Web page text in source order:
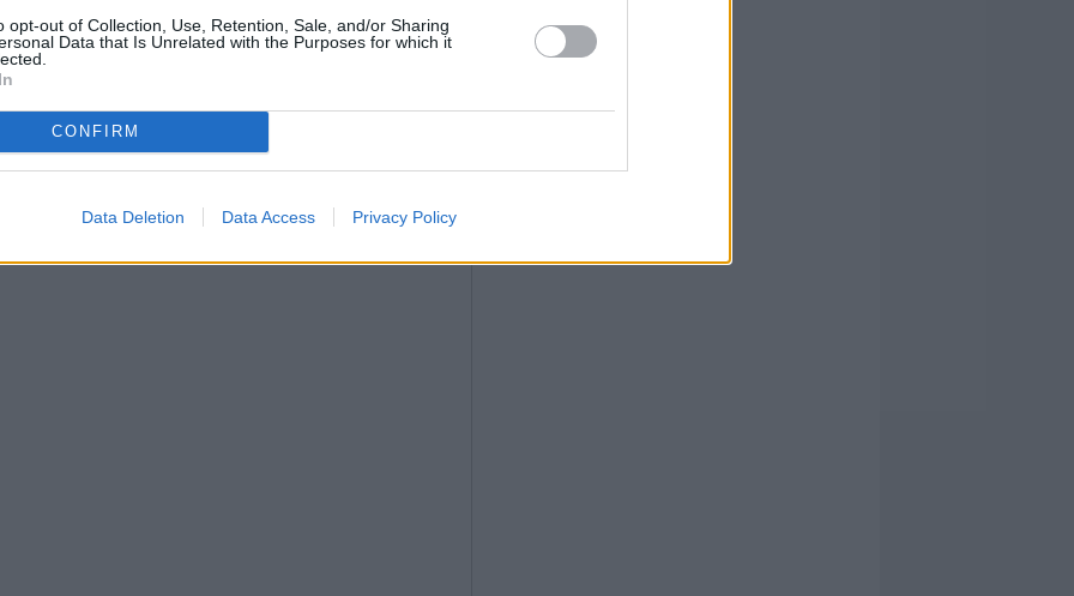
opt-out of Collection, Use, Retention, Sale, and/or Sharing
Data that Is Unrelated with the Purposes for which it
CONFIRM
Data Deletion Data Access Privacy Policy
euros; Málaga, 6 y 349.580 euros y Sevilla, con
y, si cumple los requisitos, se tramitará en el
en el Registro Telemático Único de la
fue el territorio más afectado por las
registradas entre diciembre de 2013 y marzo